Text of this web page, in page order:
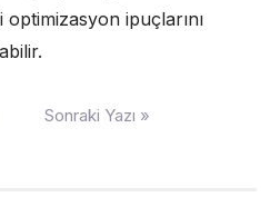
ipuçlarını
Sonraki Yazı »